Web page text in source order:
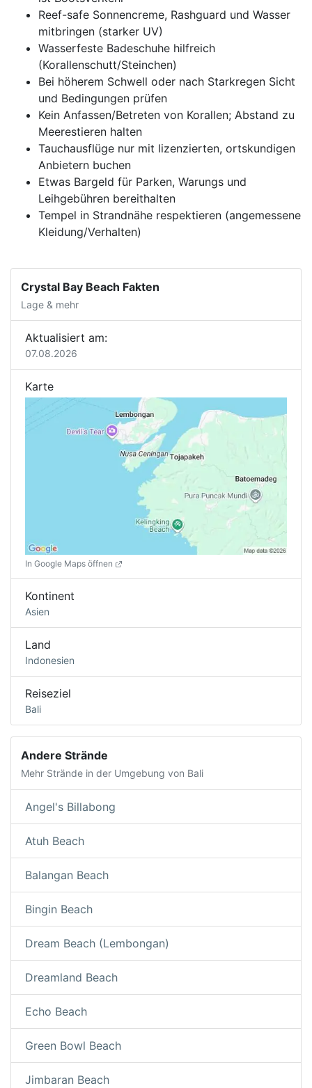
Reef-safe Sonnencreme, Rashguard und Wasser
mitbringen (starker UV)
Wasserfeste Badeschuhe hilfreich
(Korallenschutt/Steinchen)
Bei höherem Schwell oder nach Starkregen Sicht
und Bedingungen prüfen
Kein Anfassen/Betreten von Korallen; Abstand zu
Meerestieren halten
Tauchausflüge nur mit lizenzierten, ortskundigen
Anbietern buchen
Etwas Bargeld für Parken, Warungs und
Leihgebühren bereithalten
Tempel in Strandnähe respektieren (angemessene
Kleidung/Verhalten)
Crystal Bay Beach Fakten
Lage & mehr
Aktualisiert am:
07.08.2026
Karte
In Google Maps öffnen
Kontinent
Asien
Land
Indonesien
Reiseziel
Bali
Andere Strände
Mehr Strände in der Umgebung von Bali
Angel's Billabong
Atuh Beach
Balangan Beach
Bingin Beach
Dream Beach (Lembongan)
Dreamland Beach
Echo Beach
Green Bowl Beach
Jimbaran Beach